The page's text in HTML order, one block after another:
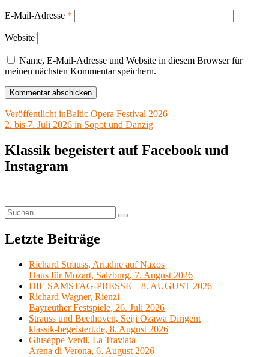
E-Mail-Adresse *
Website
Name, E-Mail-Adresse und Website in diesem Browser für
meinen nächsten Kommentar speichern.
Beitragsnavigation
Veröffentlicht inBaltic Opera Festival 2026
2. bis 7. Juli 2026 in Sopot und Danzig
Klassik begeistert auf Facebook und
Instagram
Suchen
nach:
Suchen
Letzte Beiträge
Richard Strauss, Ariadne auf Naxos
Haus für Mozart, Salzburg, 7. August 2026
DIE SAMSTAG-PRESSE – 8. AUGUST 2026
Richard Wagner, Rienzi
Bayreuther Festspiele, 26. Juli 2026
Strauss und Beethoven, Seiji Ozawa Dirigent
klassik-begeistert.de, 8. August 2026
Giuseppe Verdi, La Traviata
Arena di Verona, 6. August 2026